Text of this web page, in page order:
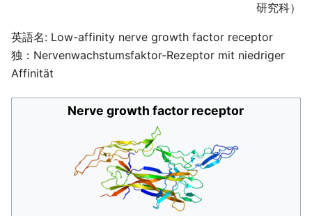
研究科）
英語名: Low-affinity nerve growth factor receptor
独：Nervenwachstumsfaktor-Rezeptor mit niedriger
Affinität
Nerve growth factor receptor